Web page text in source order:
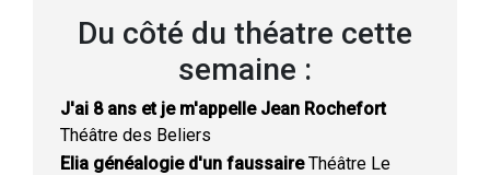
Du côté du théatre cette
semaine :
J'ai 8 ans et je m'appelle Jean Rochefort
Théâtre des Beliers
Elia généalogie d'un faussaireThéâtre Le